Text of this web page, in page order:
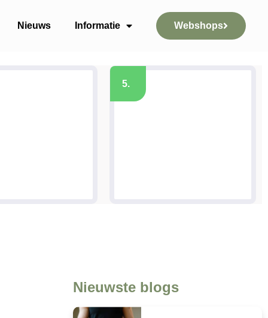
Nieuws Informatie Webshops
5.
Nieuwste blogs